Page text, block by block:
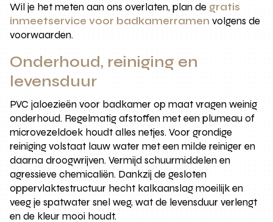
Wil je het meten aan ons overlaten, plan de gratis
inmeetservice voor badkamerramen volgens de
voorwaarden.
Onderhoud, reiniging en
levensduur
PVC jaloezieën voor badkamer op maat vragen weinig
onderhoud. Regelmatig afstoffen met een plumeau of
microvezeldoek houdt alles netjes. Voor grondige
reiniging volstaat lauw water met een milde reiniger en
daarna droogwrijven. Vermijd schuurmiddelen en
agressieve chemicaliën. Dankzij de gesloten
oppervlaktestructuur hecht kalkaanslag moeilijk en
veeg je spatwater snel weg, wat de levensduur verlengt
en de kleur mooi houdt.